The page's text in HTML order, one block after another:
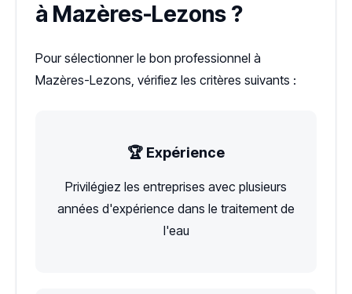
à Mazères-Lezons ?
Pour sélectionner le bon professionnel à
Mazères-Lezons, vérifiez les critères suivants :
🏆 Expérience
Privilégiez les entreprises avec plusieurs
années d'expérience dans le traitement de
l'eau